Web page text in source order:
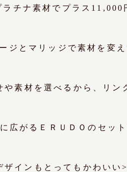
チナ素材でプラス11,000
ジとマリッジで素材を変
や素材を選べるから、リン
広がるＥＲＵＤＯのセット
ザインもとってもかわいい